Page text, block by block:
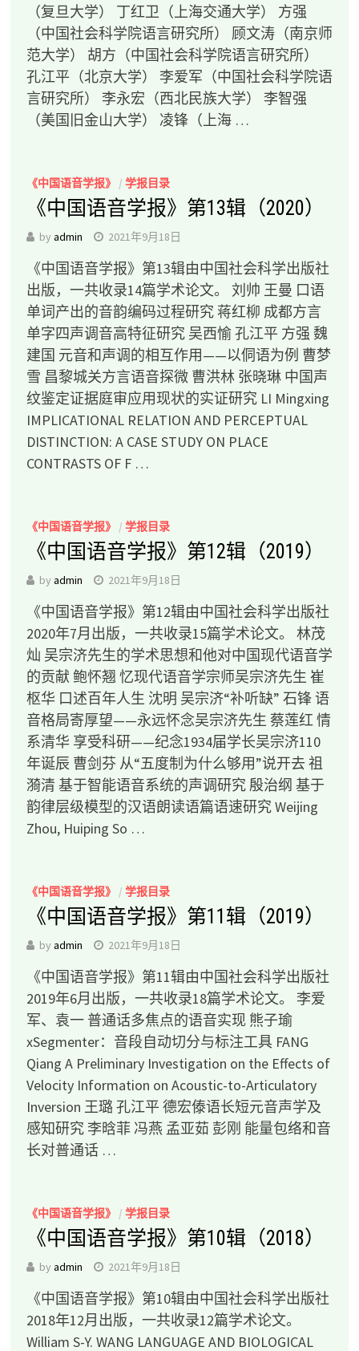
（复旦大学） 丁红卫（上海交通大学） 方强
（中国社会科学院语言研究所） 顾文涛（南京师
范大学） 胡方（中国社会科学院语言研究所）
孔江平（北京大学） 李爱军（中国社会科学院语
言研究所） 李永宏（西北民族大学） 李智强
（美国旧金山大学） 凌锋（上海 …
《中国语音学报》 / 学报目录
《中国语音学报》第13辑（2020）
by admin 2021年9月18日
《中国语音学报》第13辑由中国社会科学出版社
出版，一共收录14篇学术论文。 刘帅 王曼 口语
单词产出的音韵编码过程研究 蒋红柳 成都方言
单字四声调音高特征研究 吴西愉 孔江平 方强 魏
建国 元音和声调的相互作用——以侗语为例 曹梦
雪 昌黎城关方言语音探微 曹洪林 张晓琳 中国声
纹鉴定证据庭审应用现状的实证研究 LI Mingxing
IMPLICATIONAL RELATION AND PERCEPTUAL
DISTINCTION: A CASE STUDY ON PLACE
CONTRASTS OF F …
《中国语音学报》 / 学报目录
《中国语音学报》第12辑（2019）
by admin 2021年9月18日
《中国语音学报》第12辑由中国社会科学出版社
2020年7月出版，一共收录15篇学术论文。 林茂
灿 吴宗济先生的学术思想和他对中国现代语音学
的贡献 鲍怀翘 忆现代语音学宗师吴宗济先生 崔
枢华 口述百年人生 沈明 吴宗济“补听缺” 石锋 语
音格局寄厚望——永远怀念吴宗济先生 蔡莲红 情
系清华 享受科研——纪念1934届学长吴宗济110
年诞辰 曹剑芬 从“五度制为什么够用”说开去 祖
漪清 基于智能语音系统的声调研究 殷治纲 基于
韵律层级模型的汉语朗读语篇语速研究 Weijing
Zhou, Huiping So …
《中国语音学报》 / 学报目录
《中国语音学报》第11辑（2019）
by admin 2021年9月18日
《中国语音学报》第11辑由中国社会科学出版社
2019年6月出版，一共收录18篇学术论文。 李爱
军、袁一 普通话多焦点的语音实现 熊子瑜
xSegmenter：音段自动切分与标注工具 FANG
Qiang A Preliminary Investigation on the Effects of
Velocity Information on Acoustic-to-Articulatory
Inversion 王璐 孔江平 德宏傣语长短元音声学及
感知研究 李晗菲 冯燕 孟亚茹 彭刚 能量包络和音
长对普通话 …
《中国语音学报》 / 学报目录
《中国语音学报》第10辑（2018）
by admin 2021年9月18日
《中国语音学报》第10辑由中国社会科学出版社
2018年12月出版，一共收录12篇学术论文。
William S-Y. WANG LANGUAGE AND BIOLOGICAL